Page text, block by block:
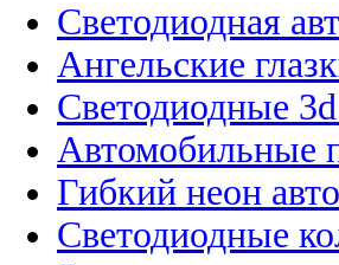
Светодиодная
Ангельские
Светодиодные
Автомобильные
Гибкий неон
Светодиодные